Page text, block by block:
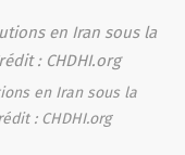
en Iran sous la
: CHDHI.org